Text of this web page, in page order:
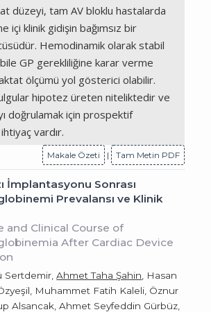
düzeyi, tam AV bloklu hastalarda
içi klinik gidişin bağımsız bir
Hemodinamik olarak stabil
GP gerekliliğine karar verme
ölçümü yol gösterici olabilir.
hipotez üreten niteliktedir ve
doğrulamak için prospektif
vardır.
Makale Özeti | Tam Metin PDF
İmplantasyonu Sonrası
Prevalansı ve Klinik
and Clinical Course of
After Cardiac Device
Sertdemir,Ahmet Taha Şahin , Hasan
Muhammet Fatih Kaleli, Öznur
Alsancak, Ahmet Seyfeddin Gürbüz,